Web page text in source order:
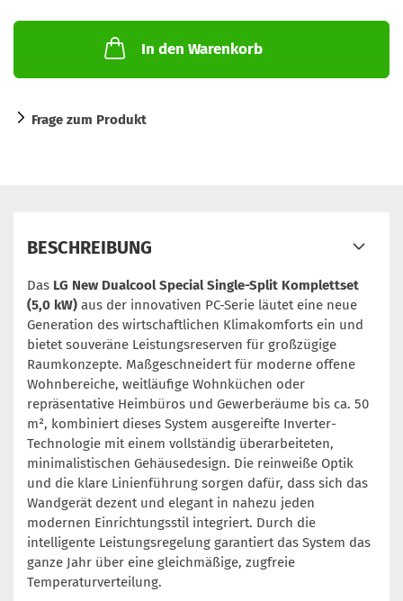
In den Warenkorb
Frage zum Produkt
BESCHREIBUNG
Das LG New Dualcool Special Single-Split Komplettset
(5,0 kW) aus der innovativen PC-Serie läutet eine neue
Generation des wirtschaftlichen Klimakomforts ein und
bietet souveräne Leistungsreserven für großzügige
Raumkonzepte. Maßgeschneidert für moderne offene
Wohnbereiche, weitläufige Wohnküchen oder
repräsentative Heimbüros und Gewerberäume bis ca. 50
m², kombiniert dieses System ausgereifte Inverter-
Technologie mit einem vollständig überarbeiteten,
minimalistischen Gehäusedesign. Die reinweiße Optik
und die klare Linienführung sorgen dafür, dass sich das
Wandgerät dezent und elegant in nahezu jeden
modernen Einrichtungsstil integriert. Durch die
intelligente Leistungsregelung garantiert das System das
ganze Jahr über eine gleichmäßige, zugfreie
Temperaturverteilung.